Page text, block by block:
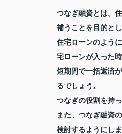
つなぎ融資とは、
補うことを目的と
住宅ローンのよう
宅ローンが入った
短期間で一括返済
るでしょう。
つなぎの役割を持
また、つなぎ融資
検討するようにしま